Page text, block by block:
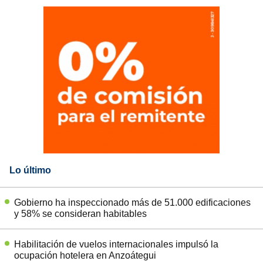
Lo último
Gobierno ha inspeccionado más de 51.000 edificaciones
y 58% se consideran habitables
Habilitación de vuelos internacionales impulsó la
ocupación hotelera en Anzoátegui